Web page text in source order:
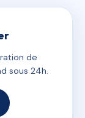
de
sous 24h.